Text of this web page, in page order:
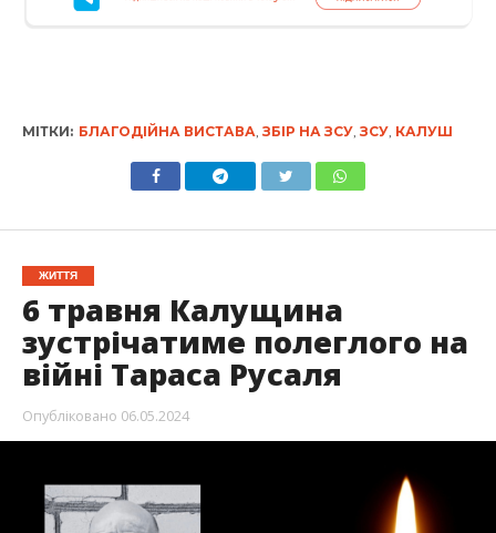
МІТКИ: БЛАГОДІЙНА ВИСТАВА ЗБІР НА ЗСУ, ЗСУ, КАЛУШ
ЖИТТЯ
6 травня Калущина
зустрічатиме полеглого на
війні Тараса Русаля
Опубліковано 06.05.2024